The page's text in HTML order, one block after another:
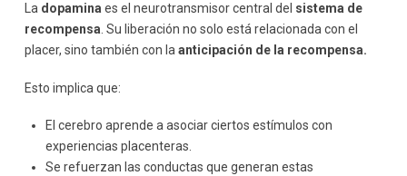
La dopamina es el neurotransmisor central del sistema de
recompensa. Su liberación no solo está relacionada con el
placer, sino también con laanticipación de la recompensa.
Esto implica que:
El cerebro aprende a asociar ciertos estímulos con
experiencias placenteras.
Se refuerzan las conductas que generan estas